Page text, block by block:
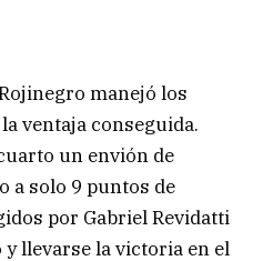
manejó los
ventaja conseguida.
un envión de
a solo 9 puntos de
por Gabriel Revidatti
llevarse la victoria en el